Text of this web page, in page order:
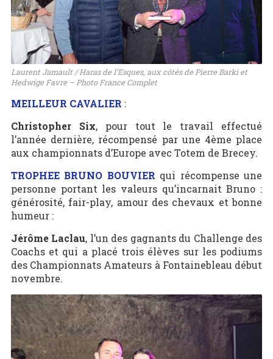
Laurent Jamault / Haras de l’Esques, aux côtés de Pierre Barki et
Hedwige Favre – Photo France Complet
MEILLEUR CAVALIER :
Christopher Six, pour tout le travail effectué
l’année dernière, récompensé par une 4ème place
aux championnats d’Europe avec Totem de Brecey.
TROPHEE BRUNO BOUVIER qui récompense une
personne portant les valeurs qu’incarnait Bruno :
générosité, fair-play, amour des chevaux et bonne
humeur :
Jérôme Laclau, l’un des gagnants du Challenge des
Coachs et qui a placé trois élèves sur les podiums
des Championnats Amateurs à Fontainebleau début
novembre.